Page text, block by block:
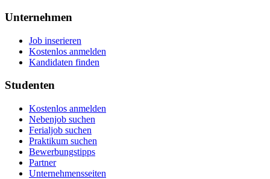
Unternehmen
Job inserieren
Kostenlos anmelden
Kandidaten finden
Studenten
Kostenlos anmelden
Nebenjob suchen
Ferialjob suchen
Praktikum suchen
Bewerbungstipps
Partner
Unternehmensseiten